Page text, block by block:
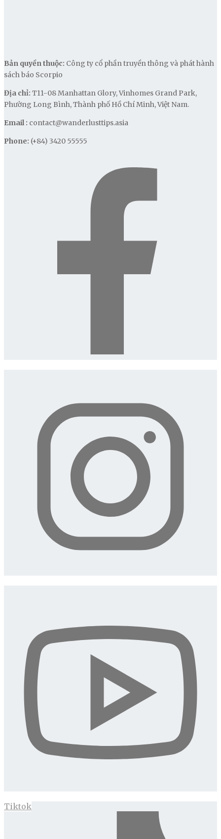
Bản quyền thuộc: Công ty cổ phần truyền thông và phát hành
sách báo Scorpio
Địa chỉ: T11-08 Manhattan Glory, Vinhomes Grand Park,
Phường Long Bình, Thành phố Hồ Chí Minh, Việt Nam.
Email : contact@wanderlusttips.asia
Phone: (+84) 3420 55555
Tiktok